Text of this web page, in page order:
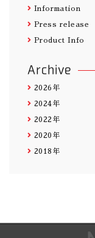
Information
Press release
Product Info
Archive
2026年
2024年
2022年
2020年
2018年